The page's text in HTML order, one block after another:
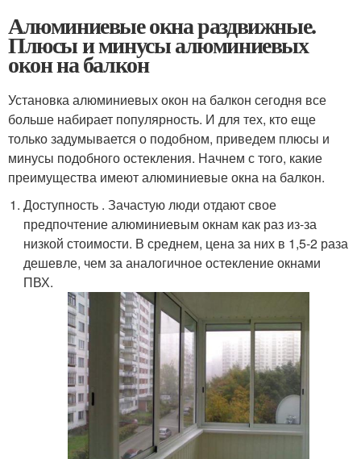
Алюминиевые окна раздвижные.
Плюсы и минусы алюминиевых
окон на балкон
Установка алюминиевых окон на балкон сегодня все
больше набирает популярность. И для тех, кто еще
только задумывается о подобном, приведем плюсы и
минусы подобного остекления. Начнем с того, какие
преимущества имеют алюминиевые окна на балкон.
Доступность . Зачастую люди отдают свое
предпочтение алюминиевым окнам как раз из-за
низкой стоимости. В среднем, цена за них в 1,5-2 раза
дешевле, чем за аналогичное остекление окнами
ПВХ.